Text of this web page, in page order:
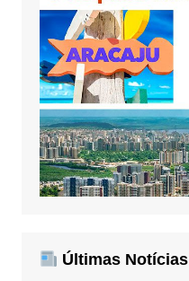
Últimas Notícias